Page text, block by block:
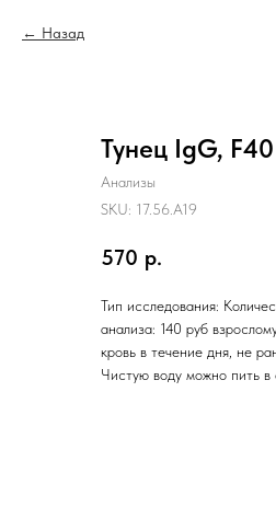
Назад
Тунец IgG, F40
Анализы
SKU: 17.56.A19
570 р.
Тип исследования:
анализа: 140 руб
кровь в течение дня, не
Чистую воду можно пить в